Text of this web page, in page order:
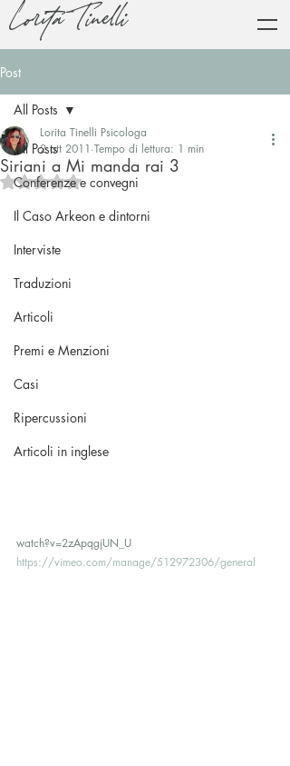
Lorita Tinelli
Post
All Posts
Conferenze e convegni
Il Caso Arkeon e dintorni
Interviste
Traduzioni
Articoli
Premi e Menzioni
Casi
Ripercussioni
Articoli in inglese
All Posts
Siriani a Mi manda rai 3
Lorita Tinelli Psicologa
2 ott 2011 Tempo di lettura: 1 min
Valutazione NaN stelle su 5.
watch?v=2zApqgjUN_U
https://vimeo.com/manage/512972306/general